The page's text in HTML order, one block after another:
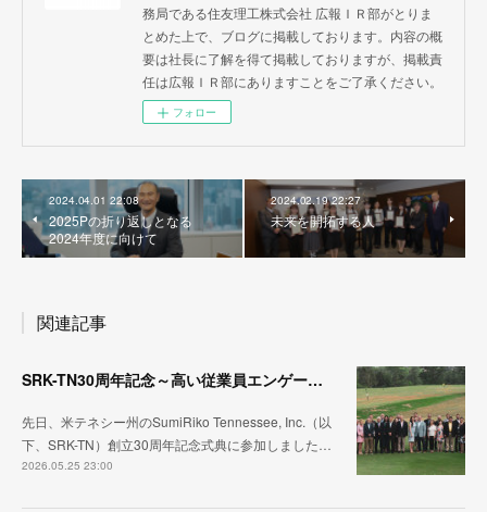
務局である住友理工株式会社 広報ＩＲ部がとりま
とめた上で、ブログに掲載しております。内容の概
要は社長に了解を得て掲載しておりますが、掲載責
任は広報ＩＲ部にありますことをご了承ください。
フォロー
2024.04.01 22:08
2025Pの折り返しとなる
2024年度に向けて
2024.02.19 22:27
未来を開拓する人
関連記事
SRK-TN30周年記念～高い従業員エンゲージメントと組織の競争力
先日、米テネシー州のSumiRiko Tennessee, Inc.（以
下、SRK-TN）創立30周年記念式典に参加しました…
2026.05.25 23:00